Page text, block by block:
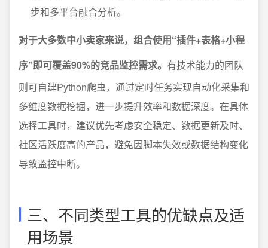
步和多平台融合分析。
对于大多数中小卖家来说，组合使用“插件+表格+小程
序”即可覆盖90%的竞品监控需求。 有技术能力的团队
则可自建Python爬虫，通过定时任务实现自动化采集和
多维度数据挖掘，进一步提升效率和数据深度。在具体
选择工具时，建议优先考虑安全稳定、数据更新及时、
社区活跃度高的产品，避免因脚本失效或数据结构变化
导致监控中断。
三、不同类型工具的优缺点及适
用场景